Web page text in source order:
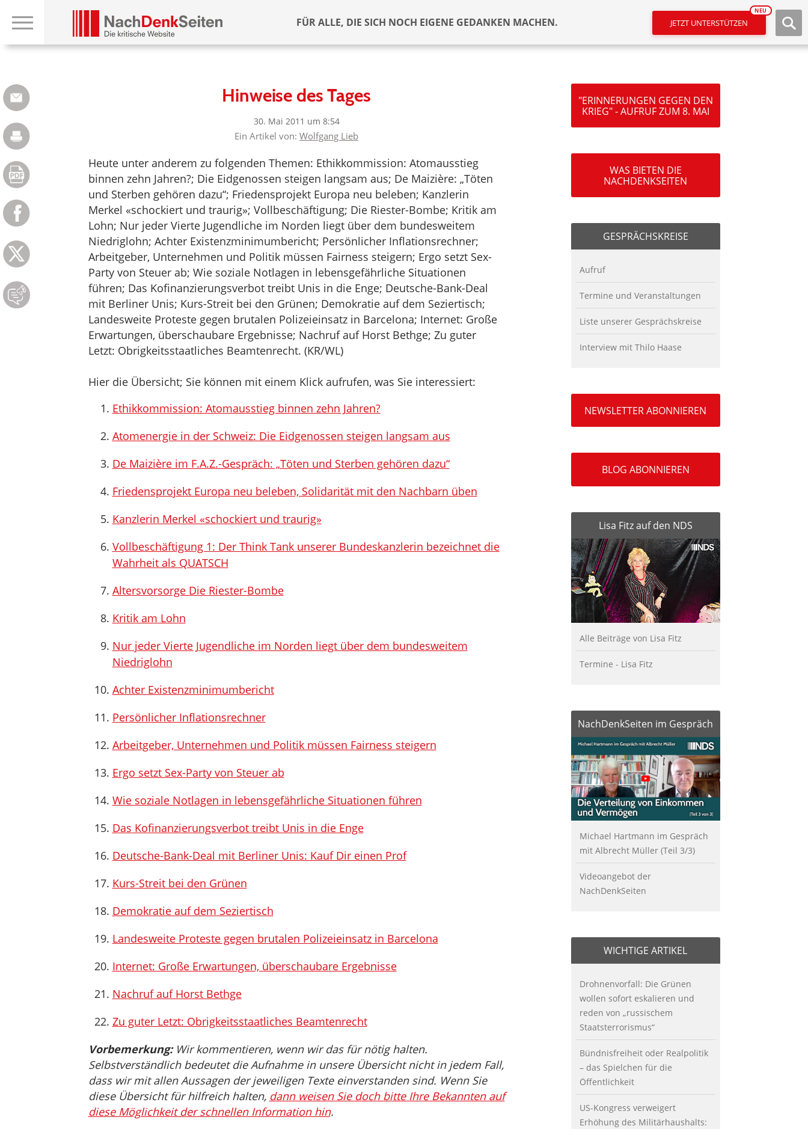
FÜR ALLE, DIE SICH NOCH EIGENE GEDANKEN MACHEN. JETZT UNTERSTÜTZEN
NEU
Hinweise des Tages
30. Mai 2011 um 8:54
Ein Artikel von: Wolfgang Lieb
Heute unter anderem zu folgenden Themen: Ethikkommission: Atomausstieg
binnen zehn Jahren?; Die Eidgenossen steigen langsam aus; De Maizière: „Töten
und Sterben gehören dazu“; Friedensprojekt Europa neu beleben; Kanzlerin
Merkel «schockiert und traurig»; Vollbeschäftigung; Die Riester-Bombe; Kritik am
Lohn; Nur jeder Vierte Jugendliche im Norden liegt über dem bundesweitem
Niedriglohn; Achter Existenzminimumbericht; Persönlicher Inflationsrechner;
Arbeitgeber, Unternehmen und Politik müssen Fairness steigern; Ergo setzt Sex-
Party von Steuer ab; Wie soziale Notlagen in lebensgefährliche Situationen
führen; Das Kofinanzierungsverbot treibt Unis in die Enge; Deutsche-Bank-Deal
mit Berliner Unis; Kurs-Streit bei den Grünen; Demokratie auf dem Seziertisch;
Landesweite Proteste gegen brutalen Polizeieinsatz in Barcelona; Internet: Große
Erwartungen, überschaubare Ergebnisse; Nachruf auf Horst Bethge; Zu guter
Letzt: Obrigkeitsstaatliches Beamtenrecht. (KR/WL)
Hier die Übersicht; Sie können mit einem Klick aufrufen, was Sie interessiert:
Ethikkommission: Atomausstieg binnen zehn Jahren?
Atomenergie in der Schweiz: Die Eidgenossen steigen langsam aus
De Maizière im F.A.Z.-Gespräch: „Töten und Sterben gehören dazu“
Friedensprojekt Europa neu beleben, Solidarität mit den Nachbarn üben
Kanzlerin Merkel «schockiert und traurig»
Vollbeschäftigung 1: Der Think Tank unserer Bundeskanzlerin bezeichnet die
Wahrheit als QUATSCH
Altersvorsorge Die Riester-Bombe
Kritik am Lohn
Nur jeder Vierte Jugendliche im Norden liegt über dem bundesweitem
Niedriglohn
Achter Existenzminimumbericht
Persönlicher Inflationsrechner
Arbeitgeber, Unternehmen und Politik müssen Fairness steigern
Ergo setzt Sex-Party von Steuer ab
Wie soziale Notlagen in lebensgefährliche Situationen führen
Das Kofinanzierungsverbot treibt Unis in die Enge
Deutsche-Bank-Deal mit Berliner Unis: Kauf Dir einen Prof
Kurs-Streit bei den Grünen
Demokratie auf dem Seziertisch
Landesweite Proteste gegen brutalen Polizeieinsatz in Barcelona
Internet: Große Erwartungen, überschaubare Ergebnisse
Nachruf auf Horst Bethge
Zu guter Letzt: Obrigkeitsstaatliches Beamtenrecht
Vorbemerkung:Wir kommentieren, wenn wir das für nötig halten.
Selbstverständlich bedeutet die Aufnahme in unsere Übersicht nicht in jedem Fall,
dass wir mit allen Aussagen der jeweiligen Texte einverstanden sind. Wenn Sie
diese Übersicht für hilfreich halten, dann weisen Sie doch bitte Ihre Bekannten auf
diese Möglichkeit der schnellen Information hin.
"ERINNERUNGEN GEGEN DEN
KRIEG" - AUFRUF ZUM 8. MAI
WAS BIETEN DIE
NACHDENKSEITEN
GESPRÄCHSKREISE
Aufruf
Termine und Veranstaltungen
Liste unserer Gesprächskreise
Interview mit Thilo Haase
NEWSLETTER ABONNIEREN
BLOG ABONNIEREN
Lisa Fitz auf den NDS
Alle Beiträge von Lisa Fitz
Termine - Lisa Fitz
NachDenkSeiten im Gespräch
Michael Hartmann im Gespräch
mit Albrecht Müller (Teil 3/3)
Videoangebot der
NachDenkSeiten
WICHTIGE ARTIKEL
Drohnenvorfall: Die Grünen
wollen sofort eskalieren und
reden von „russischem
Staatsterrorismus“
Bündnisfreiheit oder Realpolitik
– das Spielchen für die
Öffentlichkeit
US-Kongress verweigert
Erhöhung des Militärhaushalts: